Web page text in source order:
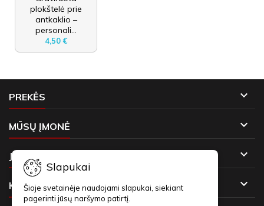
plokštelė prie
antkaklio –
personali...
4,50 €
PREKĖS 
MŪSŲ ĮMONĖ 
JŪSŲ PASKYRA 
KONTAKTAI 
Slapukai
Šioje svetainėje naudojami slapukai, siekiant
pagerinti jūsų naršymo patirtį.